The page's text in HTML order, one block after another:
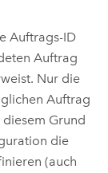
Auftrags-ID
Auftrag
Nur die
Auftrag
diesem Grund
die
(auch